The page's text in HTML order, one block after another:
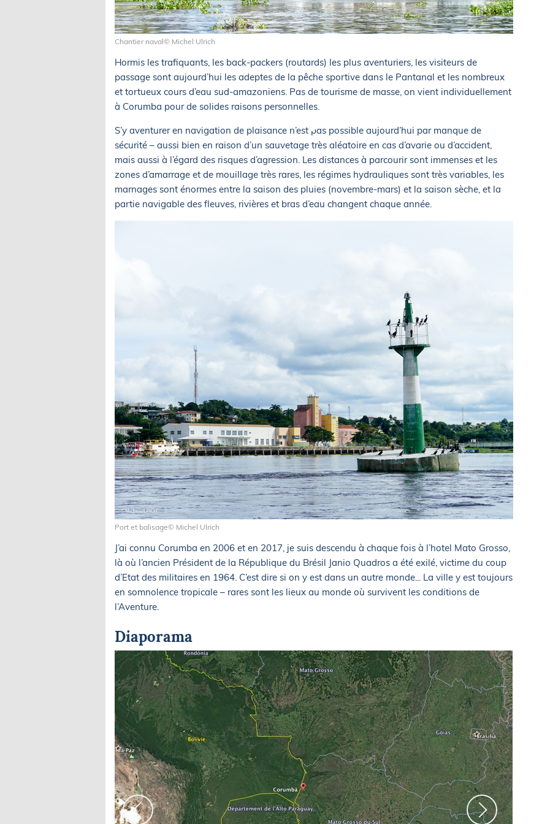
Chantier naval© Michel Ulrich
Hormis les trafiquants, les back-packers (routards) les plus aventuriers, les visiteurs de
passage sont aujourd’hui les adeptes de la pêche sportive dans le Pantanal et les nombreux
et tortueux cours d’eau sud-amazoniens. Pas de tourisme de masse, on vient individuellement
à Corumba pour de solides raisons personnelles.
S’y aventurer en navigation de plaisance n’est pas possible aujourd’hui par manque de
sécurité – aussi bien en raison d’un sauvetage très aléatoire en cas d’avarie ou d’accident,
mais aussi à l’égard des risques d’agression. Les distances à parcourir sont immenses et les
zones d’amarrage et de mouillage très rares, les régimes hydrauliques sont très variables, les
marnages sont énormes entre la saison des pluies (novembre-mars) et la saison sèche, et la
partie navigable des fleuves, rivières et bras d’eau changent chaque année.
Port et balisage© Michel Ulrich
J’ai connu Corumba en 2006 et en 2017, je suis descendu à chaque fois à l’hotel Mato Grosso,
là où l’ancien Président de la République du Brésil Janio Quadros a été exilé, victime du coup
d’Etat des militaires en 1964. C’est dire si on y est dans un autre monde... La ville y est toujours
en somnolence tropicale – rares sont les lieux au monde où survivent les conditions de
l’Aventure.
Diaporama